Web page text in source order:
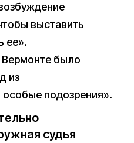
выставить
ее».
Вермонте было
из
подозрения».
судья